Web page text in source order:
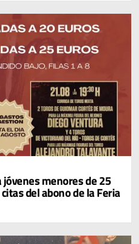
menores de 25
del abono de la Feria